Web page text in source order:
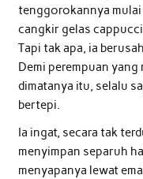
tenggorokannya mulai
cangkir gelas
Tapi tak apa, ia
Demi perempuan
dimatanya itu, selalu
bertepi.
Ia ingat, secara tak
menyimpan separuh
menyapanya lewat